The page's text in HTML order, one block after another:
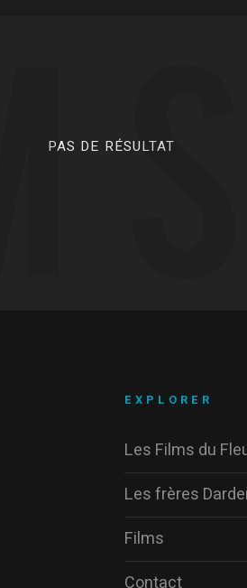
PAS DE RÉSULTAT
EXPLORER
Les Films du
Les frères
Films
Contact